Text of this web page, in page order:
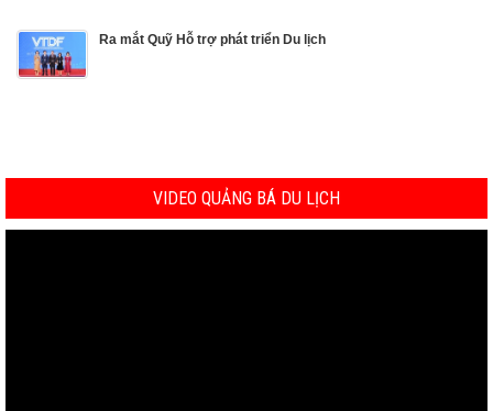
Ra mắt Quỹ Hỗ trợ phát triển Du lịch
VIDEO QUẢNG BÁ DU LỊCH